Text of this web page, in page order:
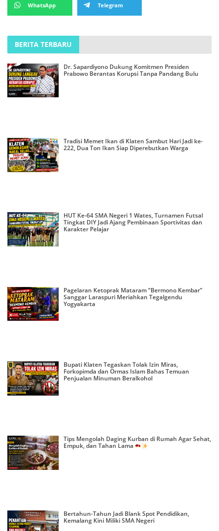
WhatsApp Telegram
BERITA TERBARU
Dr. Sapardiyono Dukung Komitmen Presiden
Prabowo Berantas Korupsi Tanpa Pandang Bulu
Tradisi Memet Ikan di Klaten Sambut Hari Jadi ke-
222, Dua Ton Ikan Siap Diperebutkan Warga
HUT Ke-64 SMA Negeri 1 Wates, Turnamen Futsal
Tingkat DIY Jadi Ajang Pembinaan Sportivitas dan
Karakter Pelajar
Pagelaran Ketoprak Mataram “Bermono Kembar”
Sanggar Laraspuri Meriahkan Tegalgendu
Yogyakarta
Bupati Klaten Tegaskan Tolak Izin Miras,
Forkopimda dan Ormas Islam Bahas Temuan
Penjualan Minuman Beralkohol
Tips Mengolah Daging Kurban di Rumah Agar Sehat,
Empuk, dan Tahan Lama
Bertahun-Tahun Jadi Blank Spot Pendidikan,
Kemalang Kini Miliki SMA Negeri